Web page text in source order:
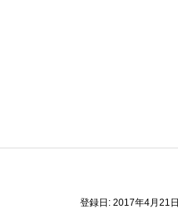
登録日: 2017年4月21日